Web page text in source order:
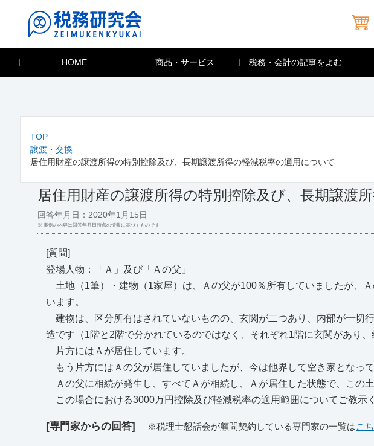
HOME 商品・サービス 税務・会計の記事をよむ
TOP
譲渡・交換
居住用財産の譲渡所得の特別控除及び、長期譲渡所得の軽減税率の適用について
居住用財産の譲渡所得の特別控除及び、長期譲渡
回答年月日：2020年1月15日
※ 事例の内容は回答年月日時点の情報に基づくものです
[質問]
登場人物：「Ａ」及び「Ａの父」
土地（1筆）・建物（1家屋）は、Ａの父が100％所有していましたが、
います。
建物は、区分所有はされていないものの、玄関が二つあり、内部が一切
造です（1階と2階で分かれているのではなく、それぞれ1階に玄関があり
片方にはＡが居住しています。
もう片方にはＡの父が居住していましたが、今は他界して空き家となっ
Ａの父に相続が発生し、すべてＡが相続し、Ａが居住した状態で、この
この場合における3000万円控除及び軽減税率の適用範囲についてご教示
[専門家からの回答] ※税理士懇話会が顧問契約している専門家の一覧はこ